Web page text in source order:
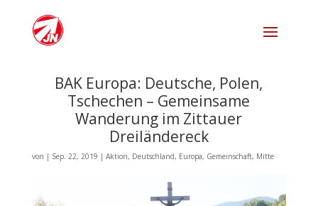
BAK Europa: Deutsche, Polen,
Tschechen – Gemeinsame
Wanderung im Zittauer
Dreiländereck
von | Sep. 22, 2019 | Aktion, Deutschland, Europa, Gemeinschaft, Mitte